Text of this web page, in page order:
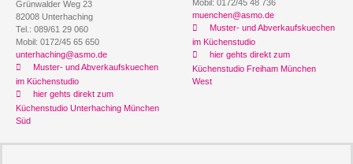
Grünwalder Weg 23
82008 Unterhaching
Tel.: 089/61 29 060
Mobil: 0172/45 65 650
unterhaching@asmo.de
Muster- und Abverkaufskuechen
im Küchenstudio
hier gehts direkt zum
Küchenstudio Unterhaching München
Süd
Mobil: 0172/45 48 736
muenchen@asmo.de
Muster- und Abverkaufskuechen
im Küchenstudio
hier gehts direkt zum
Küchenstudio Freiham München
West